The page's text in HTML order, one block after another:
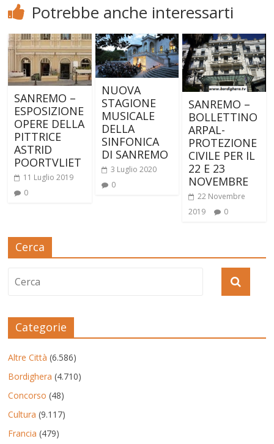
Potrebbe anche interessarti
SANREMO –
ESPOSIZIONE
OPERE DELLA
PITTRICE
ASTRID
POORTVLIET
11 Luglio 2019
0
NUOVA
STAGIONE
MUSICALE
DELLA
SINFONICA
DI SANREMO
3 Luglio 2020
0
SANREMO –
BOLLETTINO
ARPAL-
PROTEZIONE
CIVILE PER IL
22 E 23
NOVEMBRE
22 Novembre
2019
0
Cerca
Categorie
Altre Città (6.586)
Bordighera (4.710)
Concorso (48)
Cultura (9.117)
Francia (479)